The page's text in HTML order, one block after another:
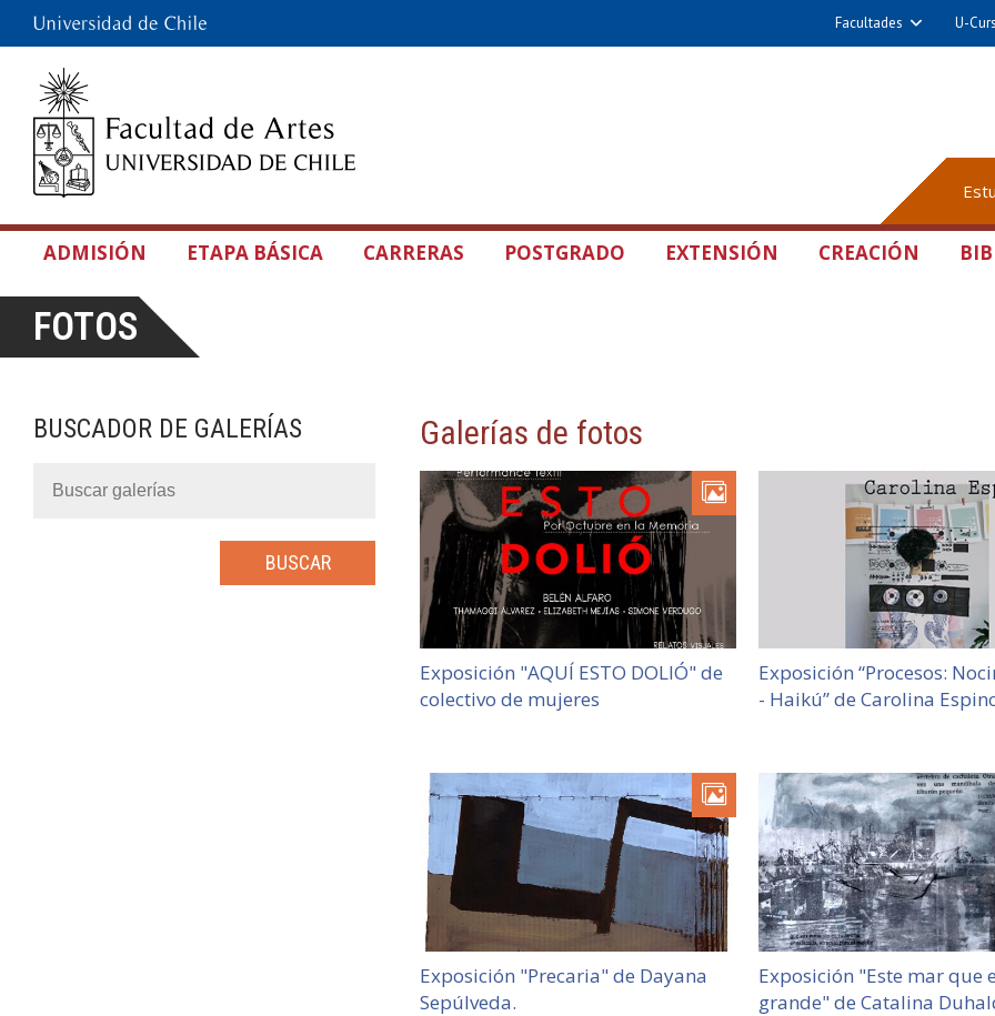
Facultades U-
ADMISIÓN ETAPA BÁSICA CARRERAS POSTGRADO EXTENSIÓN CREACIÓN
FOTOS
BUSCADOR DE GALERÍAS Galerías de fotos
Exposición "AQUÍ ESTO DOLIÓ" de
colectivo de mujeres
Exposición “Procesos:
- Haikú” de Carolina
Exposición "Precaria" de Dayana
Sepúlveda.
Exposición "Este mar que
grande" de Catalina